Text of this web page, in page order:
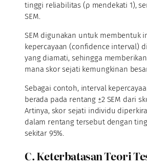
tinggi reliabilitas (ρ mendekati 1),
SEM.
SEM digunakan untuk membentuk
kepercayaan (confidence interval)
yang diamati, sehingga
mana skor sejati kemungkinan
Sebagai contoh, interval
berada pada rentang ±2 SEM dari
Artinya, skor sejati individu
dalam rentang tersebut dengan
sekitar 95%.
C. Keterbatasan Teori